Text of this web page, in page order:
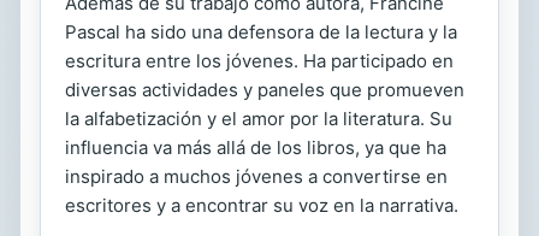
Pascal ha sido una defensora de la lectura y la
escritura entre los jóvenes. Ha participado en
diversas actividades y paneles que promueven
la alfabetización y el amor por la literatura. Su
influencia va más allá de los libros, ya que ha
inspirado a muchos jóvenes a convertirse en
escritores y a encontrar su voz en la narrativa.